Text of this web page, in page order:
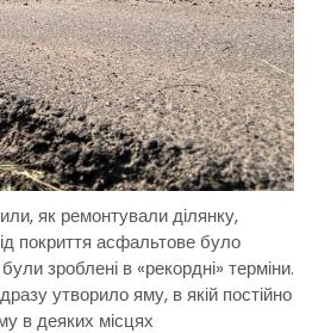
як ремонтували ділянку,
покриття асфальтове було
зроблені в «рекордні» терміни.
утворило яму, в якій постійно
в деяких місцях